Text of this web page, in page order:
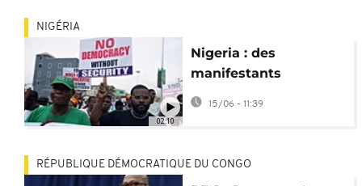
02:10
NIGÉRIA
Nigeria : des
manifestants
dénoncent l'insécurité
et la cherté de la vie
15/06 - 11:39
RÉPUBLIQUE DÉMOCRATIQUE DU CONGO